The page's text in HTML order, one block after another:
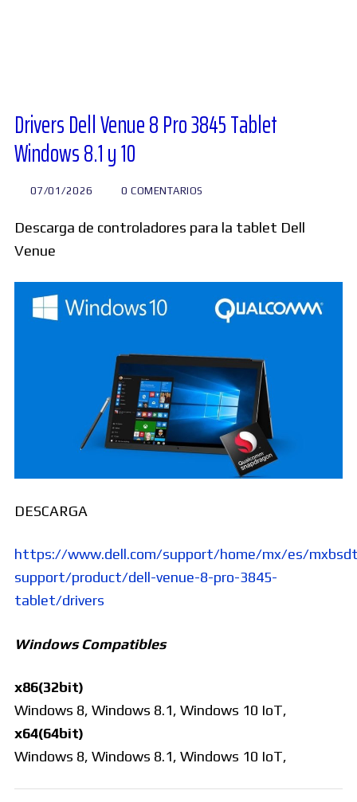
Buscar:
Drivers Dell Venue 8 Pro 3845 Tablet
Windows 8.1 y 10
07/01/2026 0 COMENTARIOS
Descarga de controladores para la tablet Dell
Venue
DESCARGA
https://www.dell.com/support/home/mx/es/
support/product/dell-venue-8-pro-3845-
tablet/drivers
Windows Compatibles
x86(32bit)
Windows 8, Windows 8.1, Windows 10 IoT,
x64(64bit)
Windows 8, Windows 8.1, Windows 10 IoT,